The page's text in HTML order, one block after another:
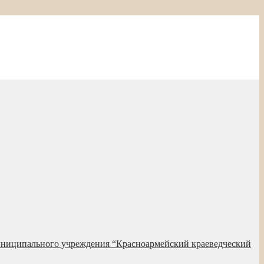
учреждения “Красноармейский краеведческий